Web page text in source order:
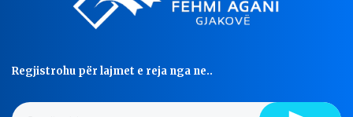
Regjistrohu për lajmet e reja nga ne..